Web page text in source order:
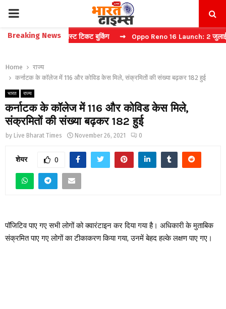
PRIMARY
MENU
Breaking News
कैप्चा करें फास्ट टिकट बुकिंग ⇝ Oppo Reno 16 Launch: 2 जुलाई को
Home
राज्य
कर्नाटक के कॉलेज में 116 और कोविड केस मिले, संक्रमितों की संख्या बढ़कर 182 हुई
भारत राज्य
कर्नाटक के कॉलेज में 116 और कोविड केस मिले,
संक्रमितों की संख्या बढ़कर 182 हुई
by Live Bharat Times November 26, 2021 0
शेयर 0
पॉजिटिव पाए गए सभी लोगों को क्वारंटाइन कर दिया गया है। अधिकारी के मुताबिक
संक्रमित पाए गए लोगों का टीकाकरण किया गया, उनमें बेहद हल्के लक्षण पाए गए।